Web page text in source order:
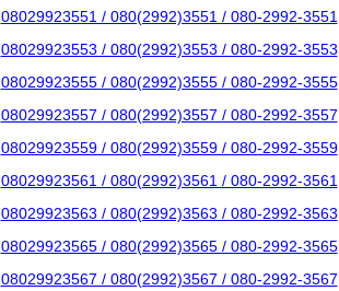
08029923551 / 080(2992)3551 / 080-2992-3551
08029923553 / 080(2992)3553 / 080-2992-3553
08029923555 / 080(2992)3555 / 080-2992-3555
08029923557 / 080(2992)3557 / 080-2992-3557
08029923559 / 080(2992)3559 / 080-2992-3559
08029923561 / 080(2992)3561 / 080-2992-3561
08029923563 / 080(2992)3563 / 080-2992-3563
08029923565 / 080(2992)3565 / 080-2992-3565
08029923567 / 080(2992)3567 / 080-2992-3567